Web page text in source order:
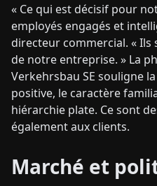
« Ce qui est décisif pour
employés engagés et
directeur commercial. « Ils
de notre entreprise. » La
Verkehrsbau SE souligne
positive, le caractère
hiérarchie plate. Ce sont
également aux clients.
Marché et